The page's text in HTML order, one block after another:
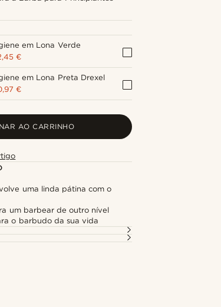
em Lona Verde
€
em Lona Preta Drexel
€
AO CARRINHO
uma linda pátina com o
um barbear de outro nível
o barbudo da sua vida